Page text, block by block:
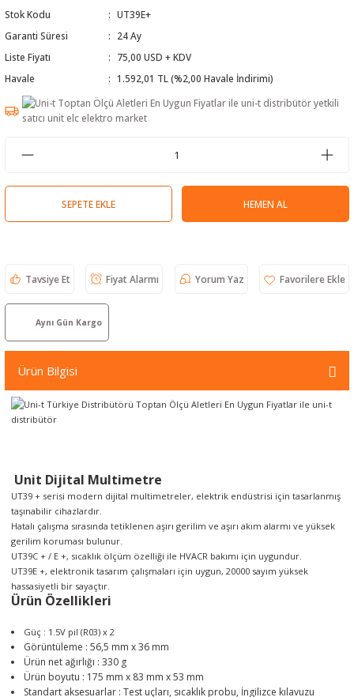
Cihazı
ve Kablo Bulucular
Cihazları
Stok Kodu
UT39E+
Garanti Süresi
24 Ay
Liste Fiyatı
75,00 USD + KDV
Havale
1.592,01 TL (%2,00 Havale İndirimi)
SEPETE EKLE HEMEN AL
Tavsiye Et Fiyat Alarmı Yorum Yaz
Aynı Gün Kargo
Ürün Bilgisi
Unit Dijital Multimetre
UT39 + serisi modern dijital multimetreler, elektrik endüstrisi için tasarlanmış
taşınabilir cihazlardır.
Hatalı çalışma sırasında tetiklenen aşırı gerilim ve aşırı akım alarmı ve yüksek
gerilim koruması bulunur.
UT39C + / E +, sıcaklık ölçüm özelliği ile HVACR bakımı için uygundur.
UT39E +, elektronik tasarım çalışmaları için uygun, 20000 sayım yüksek
hassasiyetli bir sayaçtır.
Ürün Özellikleri
Güç : 1.5V pil (R03) x 2
Görüntüleme : 56,5 mm x 36 mm
Ürün net ağırlığı : 330 g
Ürün boyutu : 175 mm x 83 mm x 53 mm
Standart aksesuarlar : Test uçları, sıcaklık probu, İngilizce kılavuzu